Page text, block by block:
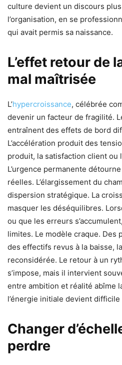
culture devient un discours plus
l’organisation, en se
qui avait permis sa naissance.
L’effet retour de
mal maîtrisée
L’hypercroissance, célébrée
devenir un facteur de fragilité.
entraînent des effets de bord
L’accélération produit des
produit, la satisfaction client ou
L’urgence permanente
réelles. L’élargissement du
dispersion stratégique. La
masquer les déséquilibres.
ou que les erreurs
limites. Le modèle craque. Des
des effectifs revus à la baisse,
reconsidérée. Le retour à un
s’impose, mais il intervient
entre ambition et réalité abîme
l’énergie initiale devient
Changer
perdre